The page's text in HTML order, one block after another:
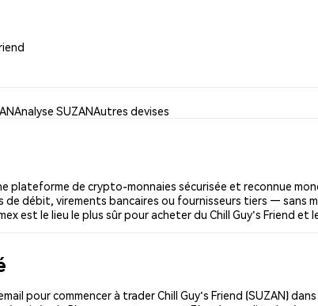
Analyse SUZANAutres devises
plateforme de crypto-monnaies sécurisée et reconnue
de débit, virements bancaires ou fournisseurs tiers — sans
est le lieu le plus sûr pour acheter du Chill Guy's Friend et
pour commencer à trader Chill Guy's Friend (SUZAN)